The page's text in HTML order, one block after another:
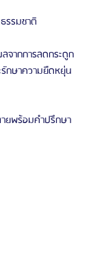
รรมชาติ
จากการลดกระดูก
กษาความยืดหยุ่น
ยพร้อมคำปรึกษา